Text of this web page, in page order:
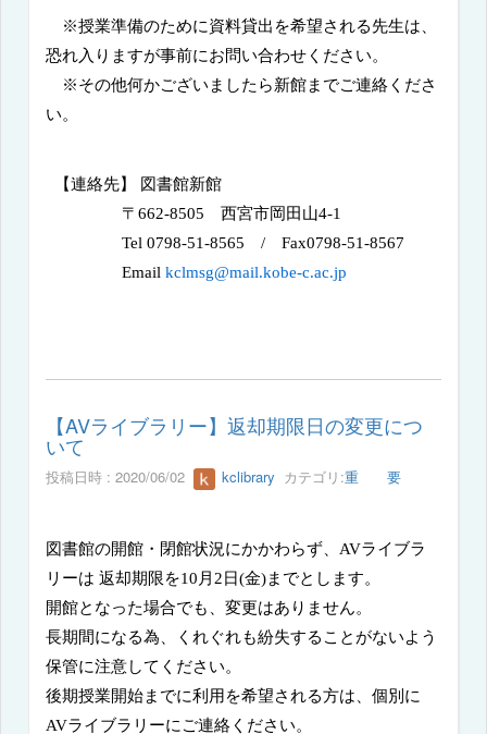
※授業準備のために資料貸出を希望される先生は、
恐れ入りますが事前にお問い合わせください。
※その他何かございましたら新館までご連絡くださ
い。
【連絡先】 図書館新館
〒 662-8505 西宮市岡田山4-1
Tel 0798-51-8565
/
Fax0798-51-8567
Email kclmsg@mail.kobe-c.ac.jp
【AVライブラリー】返却期限日の変更につ
いて
投稿日時 : 2020/06/02 kclibrary カテゴリ:重 要
図書館の開館・閉館状況にかかわらず、 AVライブラ
リーは 返却期限を10 月 2日(金)までとします。
開館となった場合でも、変更はありません。
長期間になる為、くれぐれも紛失することがないよう
保管に注意してください。
後期授業開始までに利用を希望される方は、個別に
AVライブラリーにご連絡く ださい。